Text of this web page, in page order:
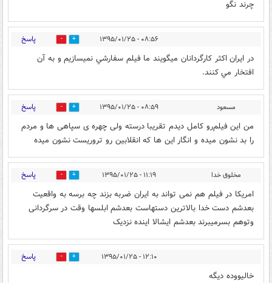
چرند نگو
۰۸:۵۶ - ۱۳۹۵/۰۱/۲۵ 0 پاسخ
در ايران اكثر كارگردانان ميگويند ما فيلم سفارشي نميسازيم و به آن
افتخار مي كنند.
مسعود ۰۸:۵۹ - ۱۳۹۵/۰۱/۲۵ 0 پاسخ
من این فیلم‌رو کامل دیدم تقریبا درسته ولی چهره ی سپاهی ها و مردم
را بد نشون میده و انگار این ها که انقلابین رو تروریست نشون میده
مخلوق خدا ۱۱:۱۹ - ۱۳۹۵/۰۱/۲۵ 0 پاسخ
امریکا در فیلم هم نمی تواند به ایران ضربه بزند چه برسه به واقعیت
بعدشم دست خدا بالاترین دستهاست بعدشم ابلسها وقت در سرگردانی
وتوهم بسرمیبرند بعدشم ایشالا اینده نزدیک
۱۲:۱۰ - ۱۳۹۵/۰۱/۲۵ 0 پاسخ
خالیووده دیگه